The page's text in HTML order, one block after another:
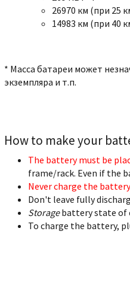
26970 км (при 25
14983 км (при 40
* Масса батареи может
экземпляра и т.п.
How to make your
The battery must be
frame/rack. Even if the
Never charge the
Don't leave fully
Storagebattery state of
To charge the battery,